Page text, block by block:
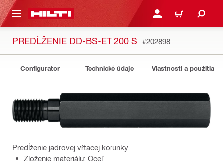
HLAVNÝ OBSAH PRIHLÁSIŤ ALEBO
KOŠÍK
PREDĹŽENIE DD-BS-ET 200 S #202898
Configurator Technické údaje Vlastnosti a použitia
Predĺženie jadrovej vŕtacej korunky
Zloženie materiálu: Oceľ